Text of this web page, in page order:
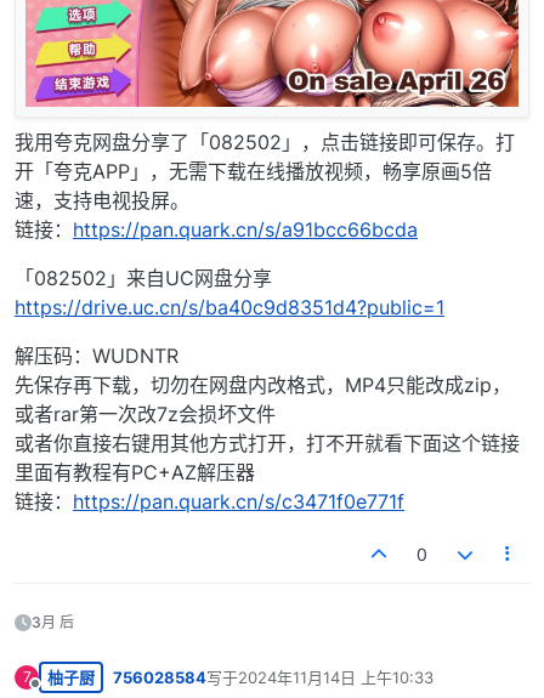
我用夸克网盘分享了「082502」，点击链接即可保存。打
开「夸克APP」，无需下载在线播放视频，畅享原画5倍
速，支持电视投屏。
链接： https://pan.quark.cn/s/a91bcc66bcda
「082502」来自UC网盘分享
https://drive.uc.cn/s/ba40c9d8351d4?public=1
解压码：WUDNTR
先保存再下载，切勿在网盘内改格式，MP4只能改成zip，
或者rar第一次改7z会损坏文件
或者你直接右键用其他方式打开，打不开就看下面这个链接
里面有教程有PC+AZ解压器
链接： https://pan.quark.cn/s/c3471f0e771f
0
3月 后
7 柚子厨 756028584写于2024年11月14日 上午10:33
最后由 编辑